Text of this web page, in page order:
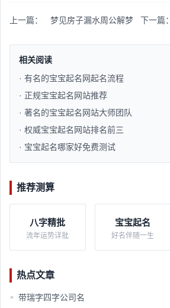
上一篇： 梦见房子漏水周公解梦 下一篇：
相关阅读
· 有名的宝宝起名网起名流程​
· 正规宝宝起名网站推荐​
· 著名的宝宝起名网站大师团队​
· 权威宝宝起名网站排名前三​
· 宝宝起名哪家好免费测试​
推荐测算
八字精批
流年运势详批
宝宝起名
好名伴随一生
热点文章
■ 带瑞字四字公司名